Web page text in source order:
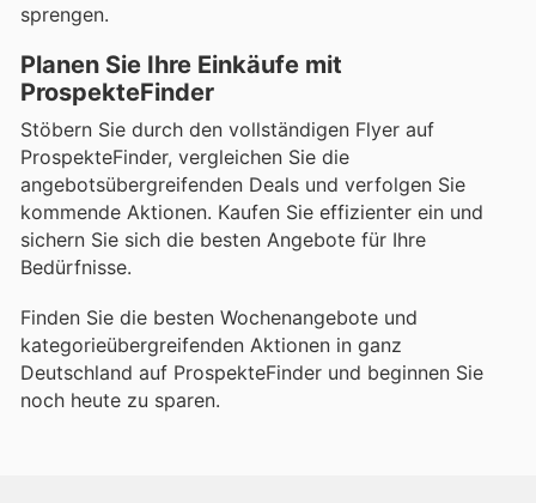
sprengen.
Planen Sie Ihre Einkäufe mit
ProspekteFinder
Stöbern Sie durch den vollständigen Flyer auf
ProspekteFinder, vergleichen Sie die
angebotsübergreifenden Deals und verfolgen Sie
kommende Aktionen. Kaufen Sie effizienter ein und
sichern Sie sich die besten Angebote für Ihre
Bedürfnisse.
Finden Sie die besten Wochenangebote und
kategorieübergreifenden Aktionen in ganz
Deutschland auf ProspekteFinder und beginnen Sie
noch heute zu sparen.